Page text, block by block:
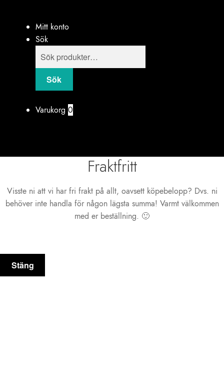
Mitt konto
Sök
Products
search
Sök
Varukorg 0
Fraktfritt
Visste ni att vi har fri frakt på allt, oavsett köpebelopp? Dvs. ni
behöver inte handla för någon lägsta summa! Varmt välkommen
med er beställning. 🙂
Stäng